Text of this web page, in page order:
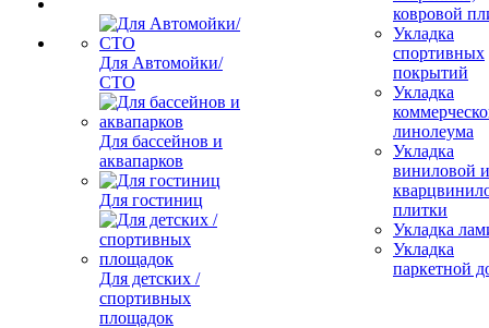
Для Автомойки/
СТО
Для бассейнов и
аквапарков
Для гостиниц
Для детских /
спортивных
площадок
ковровой
Укладка
спортивных
покрытий
Укладка
линолеума
Укладка
виниловой и
плитки
Укладка
Укладка
паркетной